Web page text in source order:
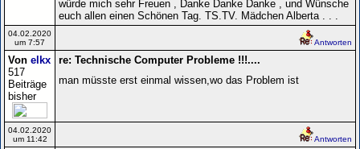
würde mich sehr Freuen , Danke Danke Danke , und Wünsche
euch allen einen Schönen Tag. TS.TV. Mädchen Alberta . . .
04.02.2020
um 7:57
Antworten
Von elkx
517
Beiträge
bisher
re: Technische Computer Probleme !!!....
man müsste erst einmal wissen,wo das Problem ist
04.02.2020
um 11:42
Antworten